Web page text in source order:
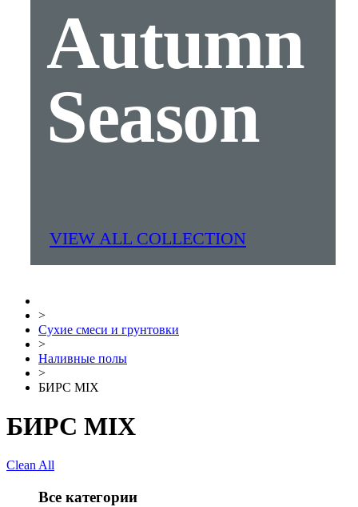
Autumn
Season
VIEW ALL COLLECTION
>
Сухие смеси и грунтовки
>
Наливные полы
>
БИРС MIX
БИРС MIX
Clean All
Все категории